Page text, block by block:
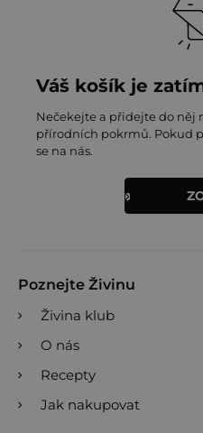
Váš košík je
Nečekejte a přidejte do něj
přírodních pokrmů. Pokud
se na nás.
Poznejte Živinu
Živina klub
O nás
Recepty
Jak nakupovat